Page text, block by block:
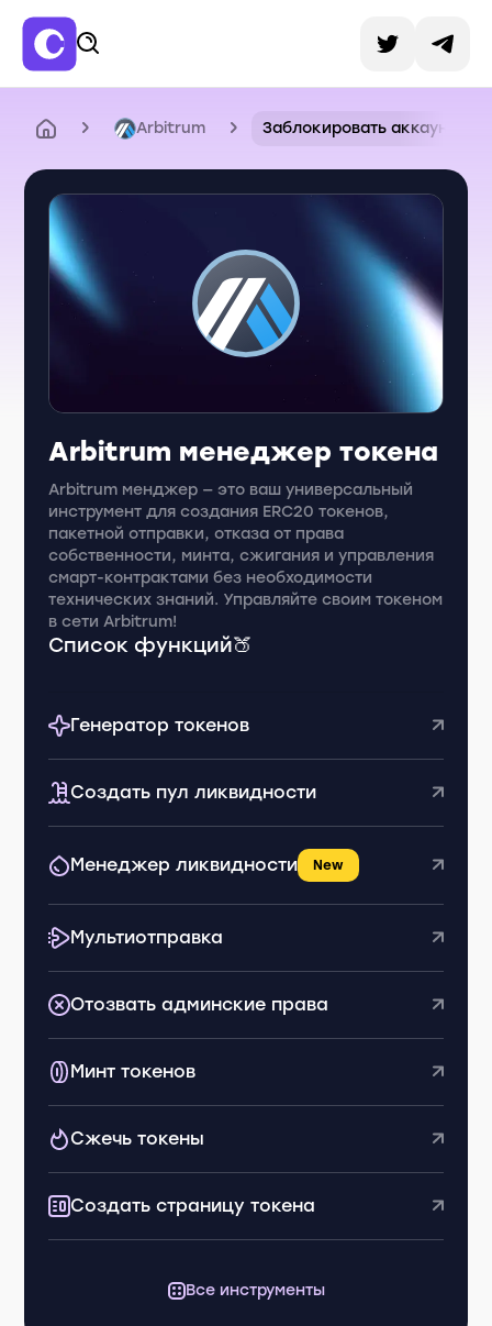
Arbitrum Заблокировать аккаунт
Arbitrum менеджер токена
Arbitrum менджер — это ваш универсальный
инструмент для создания ERC20 токенов,
пакетной отправки, отказа от права
собственности, минта, сжигания и управления
смарт-контрактами без необходимости
технических знаний. Управляйте своим токеном
в сети Arbitrum!
Список функций🍑
Генератор токенов
Создать пул ликвидности
Менеджер ликвидности New
Мультиотправка
Отозвать админские права
Минт токенов
Сжечь токены
Создать страницу токена
Все инструменты